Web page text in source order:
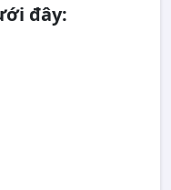
đây: